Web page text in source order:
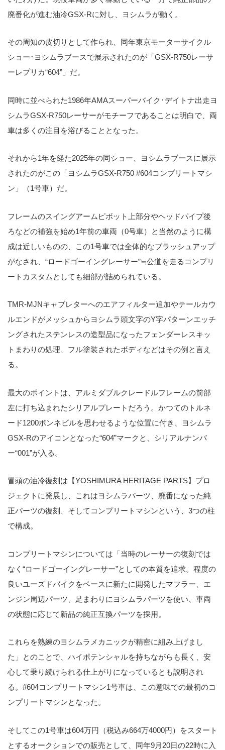
廃番化が進む油冷GSX-Rに対し、ヨシムラが動く。
その周知の皮切りとして作られ、同年東京モーターサイクル
ショー･ヨシムラブースで展示されたのが「GSX-R750レーサ
ーレプリカ“604”」だ。
同時に並べられた1986年AMAスーパーバイク･デイトナ出走ヨ
シムラGSX-R750レーサーがモチーフであることは明白で、両
車は多くの注目を浴びることとなった。
それから1年を経た2025年の同ショー、ヨシムラブースに展示
されたのがこの「ヨシムラGSX-R750 #604コンプリートマシ
ン」（1号車）だ。
フレームのスイングアームピボット上部分やヘッドパイプ後
ろなどの補強を始め1年前の車両（0号車）と当然のように構
成は近しいものの、この1号車では全体的なブラッシュアップ
がなされ、“ロードゴーイングレーサー”≒公道を走るコンプリ
ートカスタムとしても細部が詰められている。
TMR-MJNキャブレターへのエアフィルター追加やテールカウ
ルエンドがメッシュからヨシムラ頭文字のY字パターンエッチ
ングされたステンレスの造型品になったフェンダーレスキッ
トまわりの処理、フル塗装されたボディなどはその例と言え
る。
最大のポイントは、アルミダブルクレードルフレームの前部
左に打ち込まれたシリアルプレートだろう。かつてのトルネ
ード1200ボンネビルを思わせるような位置に付き、ヨシムラ
GSX-Rのアイコンとなった“604”マークと、シリアルナンバ
ー“001”が入る。
冒頭の油冷復刻は【YOSHIMURA HERITAGE PARTS】プロ
ジェクトに発展し、これはヨシムラパーツ、廃番になった純
正パーツの復刻、そしてコンプリートマシンという、3つの柱
で構成。
コンプリートマシンについては「当時のレーサーの復刻では
なく“ロードゴーイングレーサー”としての本質を追求。程度の
良いユーズドバイクをベースに新たに開発したマフラー、エ
ンジン周辺パーツ、足まわりにヨシムラパーツを使い、車両
の状態に応じて新品の純正互換パーツを採用。
これらを熟練のヨシムラメカニックが精密に組み上げまし
た」とのことで、ハイポテンシャルを持ちながらも長く、安
心して乗り続けられる仕上がりになっているとも説明され
る。#604コンプリートマシン1号車は、この意味での最初のコ
ンプリートマシンとなった。
そしてこの1号車は604万円（税込み664万4000円）をスタート
とするオークションでの販売として、同年9月20日の22時に入